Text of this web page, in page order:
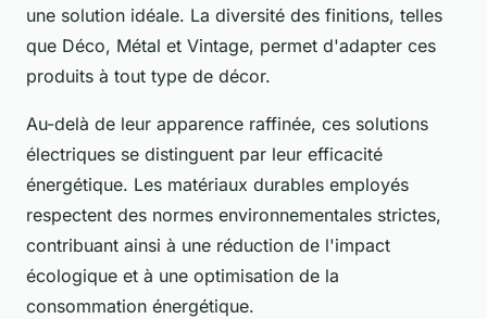
une solution idéale. La diversité des finitions, telles
que Déco, Métal et Vintage, permet d'adapter ces
produits à tout type de décor.
Au-delà de leur apparence raffinée, ces solutions
électriques se distinguent par leur efficacité
énergétique. Les matériaux durables employés
respectent des normes environnementales strictes,
contribuant ainsi à une réduction de l'impact
écologique et à une optimisation de la
consommation énergétique.